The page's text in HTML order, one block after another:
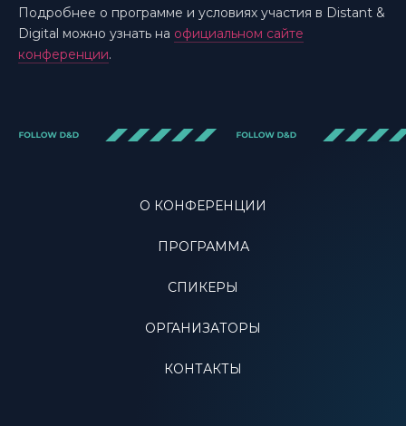
Подробнее о программе и условиях участия в Distant &
Digital можно узнать на официальном сайте
конференции.
О КОНФЕРЕНЦИИ
ПРОГРАММА
СПИКЕРЫ
ОРГАНИЗАТОРЫ
КОНТАКТЫ